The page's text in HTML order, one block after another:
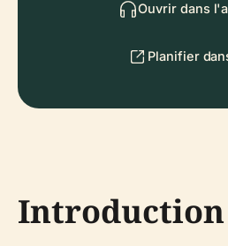
Ouvrir dans
Planifier
Introduction